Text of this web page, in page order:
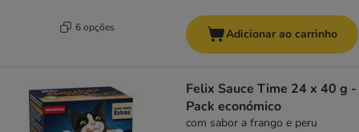
6 opções Adicionar ao carrinho
Felix Sauce Time 24 x 40 g -
Pack económico
com sabor a frango e peru